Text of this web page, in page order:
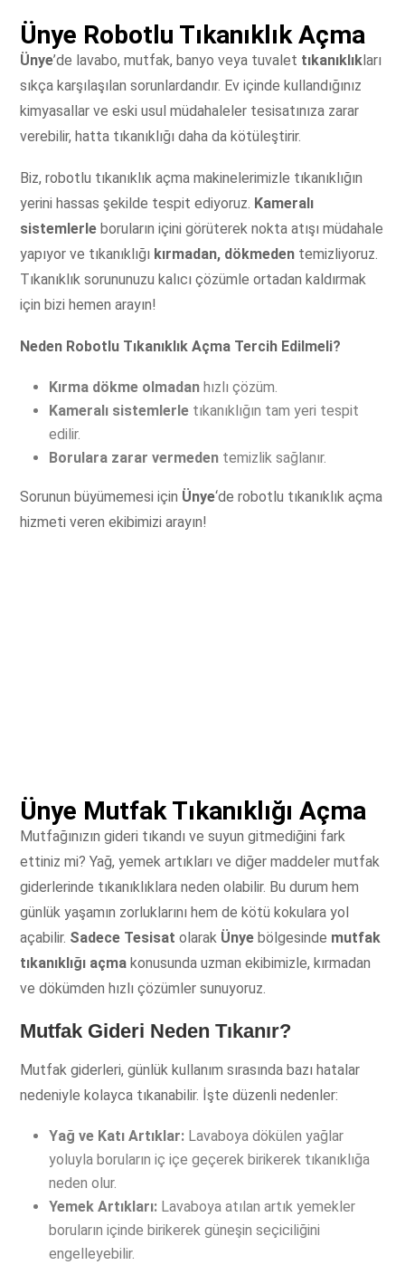
Ünye Robotlu Tıkanıklık Açma
Ünye’de lavabo, mutfak, banyo veya tuvalet tıkanıklıkları
sıkça karşılaşılan sorunlardandır. Ev içinde kullandığınız
kimyasallar ve eski usul müdahaleler tesisatınıza zarar
verebilir, hatta tıkanıklığı daha da kötüleştirir.
Biz, robotlu tıkanıklık açma makinelerimizle tıkanıklığın
yerini hassas şekilde tespit ediyoruz. Kameralı
sistemlerle boruların içini görüterek nokta atışı müdahale
yapıyor ve tıkanıklığı kırmadan, dökmeden temizliyoruz.
Tıkanıklık sorununuzu kalıcı çözümle ortadan kaldırmak
için bizi hemen arayın!
Neden Robotlu Tıkanıklık Açma Tercih Edilmeli?
Kırma dökme olmadan hızlı çözüm.
Kameralı sistemlerle tıkanıklığın tam yeri tespit
edilir.
Borulara zarar vermeden temizlik sağlanır.
Sorunun büyümemesi için Ünye‘de robotlu tıkanıklık açma
hizmeti veren ekibimizi arayın!
Ünye Mutfak Tıkanıklığı Açma
Mutfağınızın gideri tıkandı ve suyun gitmediğini fark
ettiniz mi? Yağ, yemek artıkları ve diğer maddeler mutfak
giderlerinde tıkanıklıklara neden olabilir. Bu durum hem
günlük yaşamın zorluklarını hem de kötü kokulara yol
açabilir. Sadece Tesisat olarak Ünye bölgesinde mutfak
tıkanıklığı açma konusunda uzman ekibimizle, kırmadan
ve dökümden hızlı çözümler sunuyoruz.
Mutfak Gideri Neden Tıkanır?
Mutfak giderleri, günlük kullanım sırasında bazı hatalar
nedeniyle kolayca tıkanabilir. İşte düzenli nedenler:
Yağ ve Katı Artıklar: Lavaboya dökülen yağlar
yoluyla boruların iç içe geçerek birikerek tıkanıklığa
neden olur.
Yemek Artıkları: Lavaboya atılan artık yemekler
boruların içinde birikerek güneşin seçiciliğini
engelleyebilir.